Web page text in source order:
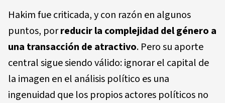
Hakim fue criticada, y con razón en algunos
puntos, porreducir la complejidad del género a
una transacción de atractivo. Pero su aporte
central sigue siendo válido: ignorar el capital de
la imagen en el análisis político es una
ingenuidad que los propios actores políticos no